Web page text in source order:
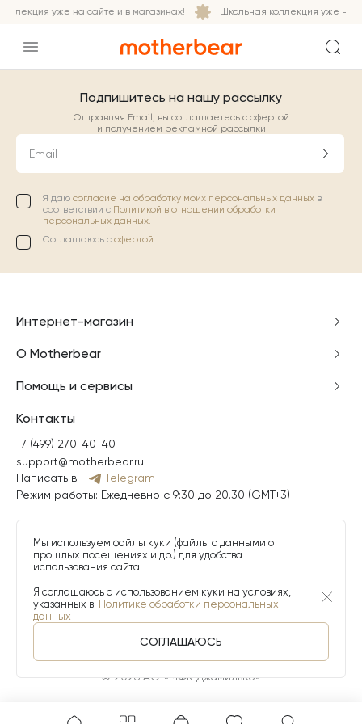
уже на сайте и в магазинах! Школьная коллекция уже на
Подпишитесь на нашу рассылку
Отправляя Email, вы соглашаетесь с офертой
и получением рекламной рассылки
Email
Я даю согласие на обработку моих персональных данных в
соответствии с Политикой в отношении обработки
персональных данных.
Соглашаюсь с офертой.
Интернет-магазин
О Motherbear
Помощь и сервисы
Контакты
+7 (499) 270-40-40
support@motherbear.ru
Написать в:
Telegram
Режим работы: Ежедневно с 9:30 до 20.30 (GMT+3)
© 2026 АО «МФК ДжамильКо»
Мы используем файлы куки (файлы с данными о
прошлых посещениях и др.) для удобства
использования сайта.
Я соглашаюсь с использованием куки на условиях,
указанных в Политике обработки персональных
данных
СОГЛАШАЮСЬ